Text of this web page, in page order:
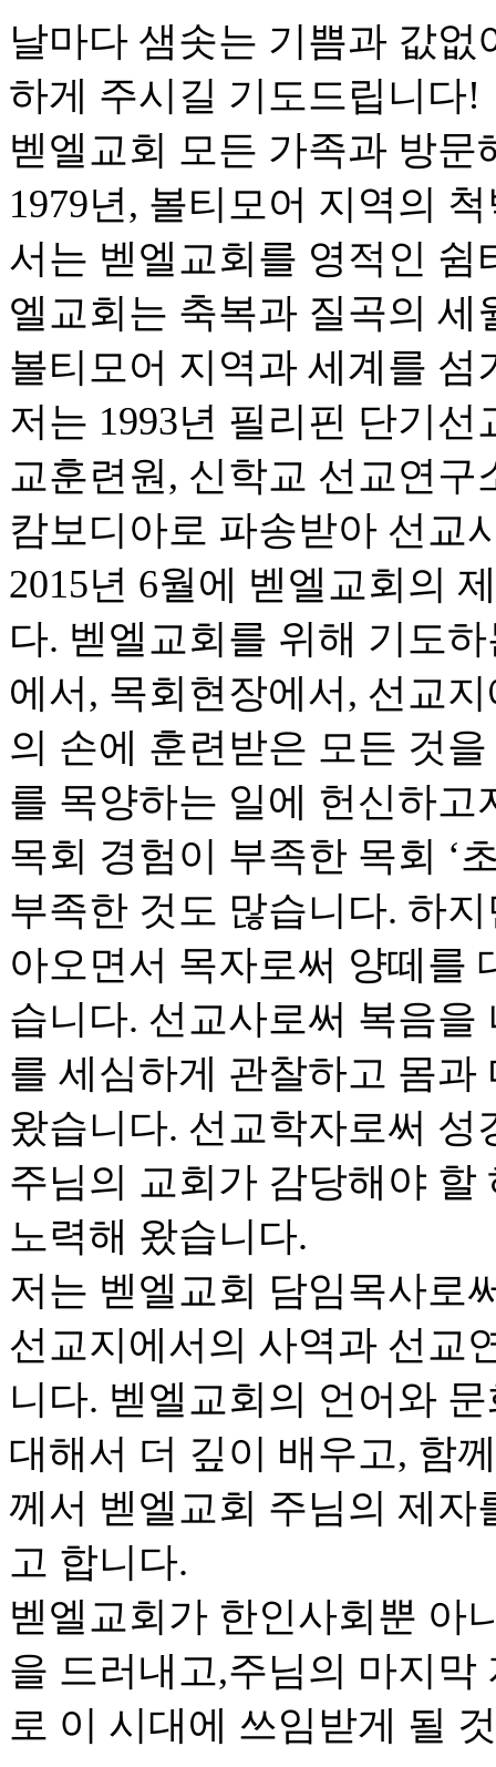
날마다 샘솟는 기쁨과 값
하게 주시길 기도드립니다!
벧엘교회 모든 가족과 방
1979년, 볼티모어 지역의
서는 벧엘교회를 영적인 쉼
엘교회는 축복과 질곡의
볼티모어 지역과 세계를
저는 1993년 필리핀 단기
교훈련원, 신학교 선교연구
캄보디아로 파송받아 선교
2015년 6월에 벧엘교회의
다. 벧엘교회를 위해 기도
에서, 목회현장에서, 선교
의 손에 훈련받은 모든 것
를 목양하는 일에 헌신하
목회 경험이 부족한 목회 ‘
부족한 것도 많습니다. 하
아오면서 목자로써 양떼를
습니다. 선교사로써 복음
를 세심하게 관찰하고 몸
왔습니다. 선교학자로써
주님의 교회가 감당해야
노력해 왔습니다.
저는 벧엘교회 담임목사로
선교지에서의 사역과 선교
니다. 벧엘교회의 언어와
대해서 더 깊이 배우고, 함
께서 벧엘교회 주님의 제
고 합니다.
벧엘교회가 한인사회뿐 아
을 드러내고,주님의 마지
로 이 시대에 쓰임받게 될